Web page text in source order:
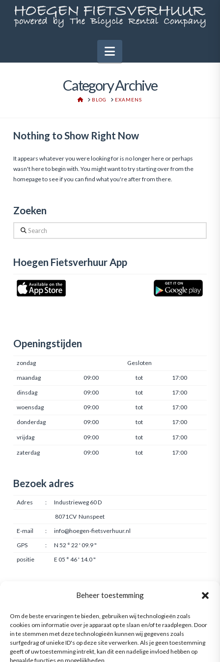
Beheer toestemming
Om de beste ervaringen te bieden, gebruiken wij technologieën zoals
cookies om informatie over je apparaat op te slaan en/of te raadplegen. Door
in te stemmen met deze technologieën kunnen wij gegevens zoals
surfgedrag of unieke ID's op deze site verwerken. Als je geen toestemming
geeft of uw toestemming intrekt, kan dit een nadelige invloed hebben op
bepaalde functies en mogelijkheden.
Navigation
Category Archive
HOME
BLOG EXAMENS
Nothing to Show Right Now
It appears whatever you were looking for is no longer here or perhaps
wasn't here to begin with. You might want to try starting over from the
homepage to see if you can find what you're after from there.
Zoeken
Search
Hoegen Fietsverhuur App
Openingstijden
zondag
Gesloten
maandag
09:00 tot
17:00
dinsdag
09:00 tot
17:00
woensdag
09:00 tot
17:00
donderdag
09:00 tot 17:00
vrijdag 09:00 tot 17:00
zaterdag 09:00 tot 17:00
Bezoek adres
Adres :
Industrieweg 60 D
8071CV Nunspeet
E-mail
:
info@hoegen-fietsverhuur.nl
GPS
:
N 52 ° 22 ' 09.9 "
positie
E 05 ° 46 ' 14.0 "
Cookiebeleid